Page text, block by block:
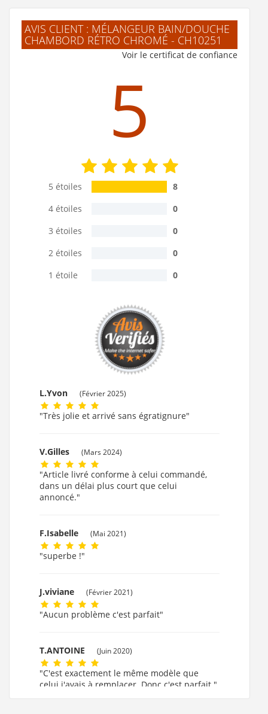
AVIS CLIENT : MÉLANGEUR BAIN/DOUCHE
CHAMBORD RÉTRO CHROMÉ - CH10251
Voir le certificat de confiance
5
5 étoiles
8
4 étoiles
0
3 étoiles
0
2 étoiles
0
1 étoile
0
L.Yvon (Février 2025)
"Très jolie et arrivé sans égratignure"
V.Gilles (Mars 2024)
"Article livré conforme à celui commandé,
dans un délai plus court que celui
annoncé."
F.Isabelle (Mai 2021)
"superbe !"
J.viviane (Février 2021)
"Aucun problème c'est parfait"
T.ANTOINE (Juin 2020)
"C'est exactement le même modèle que
celui j'avais à remplacer. Donc c'est parfait."